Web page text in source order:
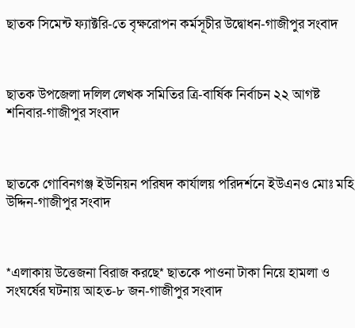
ছাতক সিমেন্ট ফ্যাক্টরি-তে বৃক্ষরোপন কর্মসূচীর উদ্বোধন-গাজীপুর সংবাদ
ছাতক উপজেলা দলিল লেখক সমিতির ত্রি-বার্ষিক নির্বাচন ২২ আগষ্ট
শনিবার-গাজীপুর সংবাদ
ছাতকে গোবিনগঞ্জ ইউনিয়ন পরিষদ কার্যালয় পরিদর্শনে ইউএনও মোঃ মহি
উদ্দিন-গাজীপুর সংবাদ
*এলাকায় উত্তেজনা বিরাজ করছে* ছাতকে পাওনা টাকা নিয়ে হামলা ও
সংঘর্ষের ঘটনায় আহত-৮ জন-গাজীপুর সংবাদ